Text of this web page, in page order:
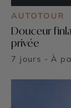
AUTOTOUR
Douceur
privée
7 jours - À